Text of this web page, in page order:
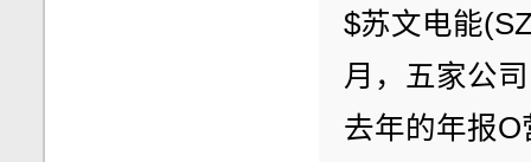
$苏文电能
月，五家公
去年的年报